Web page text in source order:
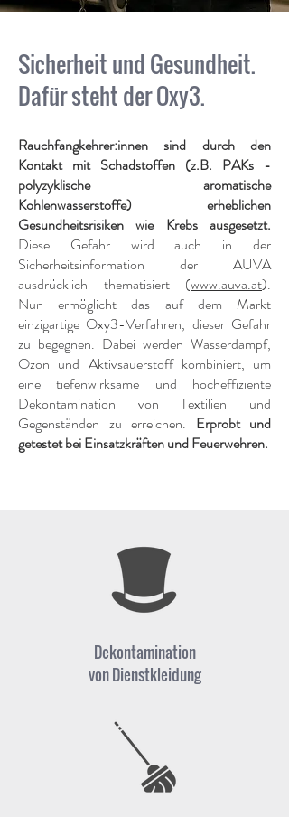
Sicherheit und Gesundheit.
Dafür steht der Oxy3.
Rauchfangkehrer:innen sind durch den
Kontakt mit Schadstoffen (z.B. PAKs -
polyzyklische aromatische
Kohlenwasserstoffe) erheblichen
Gesundheitsrisiken wie Krebs ausgesetzt.
Diese Gefahr wird auch in der
Sicherheitsinformation der AUVA
ausdrücklich thematisiert (www.auva.at).
Nun ermöglicht das auf dem Markt
einzigartige Oxy3-Verfahren, dieser Gefahr
zu begegnen. Dabei werden Wasserdampf,
Ozon und Aktivsauerstoff kombiniert, um
eine tiefenwirksame und hocheffiziente
Dekontamination von Textilien und
Gegenständen zu erreichen. Erprobt und
getestet bei Einsatzkräften und Feuerwehren.
Dekontamination
von Dienstkleidung